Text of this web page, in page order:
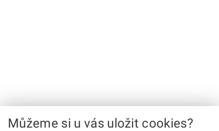
Můžeme si u vás uložit cookies?